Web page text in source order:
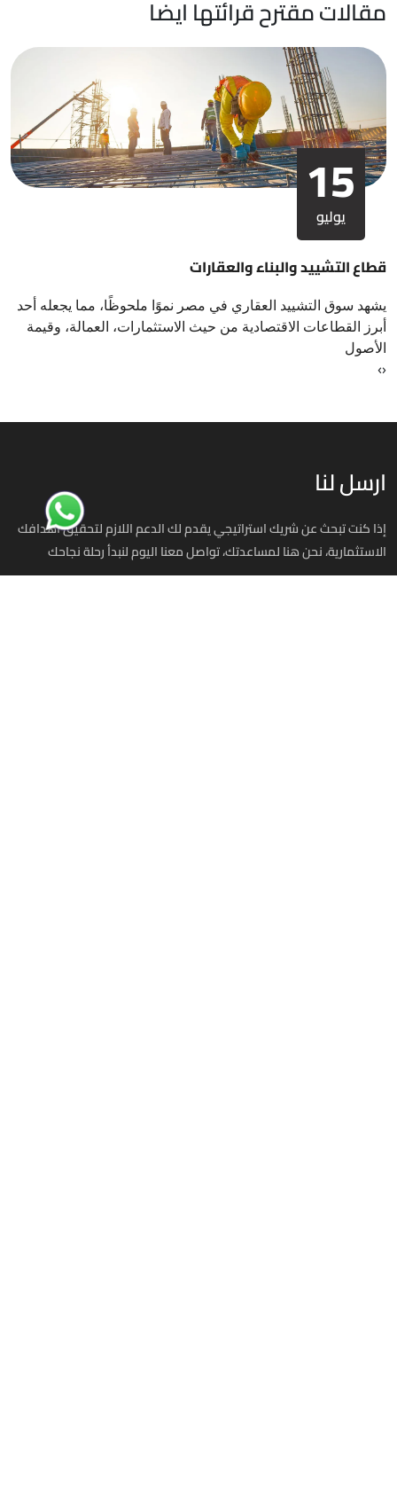
مقالات مقترح قرائتها ايضا
15
يوليو
قطاع التشييد والبناء والعقارات
يشهد سوق التشييد العقاري في مصر نموًا ملحوظًا، مما يجعله أحد
أبرز القطاعات الاقتصادية من حيث الاستثمارات، العمالة، وقيمة
الأصول
‹
›
ارسل لنا
إذا كنت تبحث عن شريك استراتيجي يقدم لك الدعم اللازم لتحقيق أهدافك
الاستثمارية، نحن هنا لمساعدتك، تواصل معنا اليوم لنبدأ رحلة نجاحك